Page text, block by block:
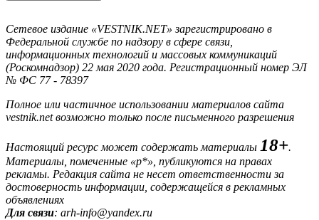
Сетевое издание «VESTNIK.NET» зарегистрировано в
Федеральной службе по надзору в сфере связи,
информационных технологий и массовых коммуникаций
(Роскомнадзор) 22 мая 2020 года. Регистрационный номер ЭЛ
№ ФС 77 - 78397
Полное или частичное использовании материалов сайта
vestnik.net возможно только после письменного разрешения
Настоящий ресурс может содержать материалы 18+.
Материалы, помеченные «р*», публикуются на правах
рекламы. Редакция сайта не несет ответственности за
достоверность информации, содержащейся в рекламных
объявлениях
Для связи: arh-info@yandex.ru